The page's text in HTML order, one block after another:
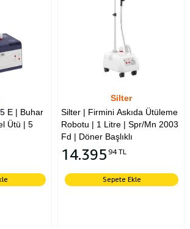
E | Buhar
Ütü | 5
Silter
Silter | Firmini Askıda Ütüleme
Robotu | 1 Litre | Spr/Mn 2003
Fd | Döner Başlıklı
14.395 94 TL
Sepete Ekle